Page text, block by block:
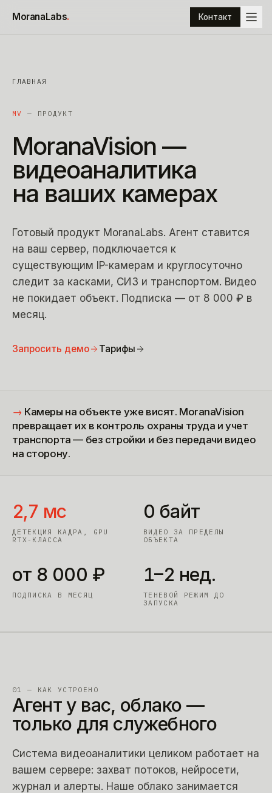
MoranaLabs. Контакт
ГЛАВНАЯ
MV — ПРОДУКТ
MoranaVision —
видеоаналитика
на ваших камерах
Готовый продукт MoranaLabs. Агент ставится
на ваш сервер, подключается к
существующим IP-камерам и круглосуточно
следит за касками, СИЗ и транспортом. Видео
не покидает объект. Подписка — от 8 000 ₽ в
месяц.
Запросить демо Тарифы
→ Камеры на объекте уже висят. MoranaVision
превращает их в контроль охраны труда и учет
транспорта — без стройки и без передачи видео
на сторону.
2,7 мс
ДЕТЕКЦИЯ КАДРА, GPU
RTX-КЛАССА
0 байт
ВИДЕО ЗА ПРЕДЕЛЫ
ОБЪЕКТА
от 8 000 ₽
ПОДПИСКА В МЕСЯЦ
1–2 нед.
ТЕНЕВОЙ РЕЖИМ ДО
ЗАПУСКА
01 — КАК УСТРОЕНО
Агент у вас, облако —
только для служебного
Система видеоаналитики целиком работает на
вашем сервере: захват потоков, нейросети,
журнал и алерты. Наше облако занимается